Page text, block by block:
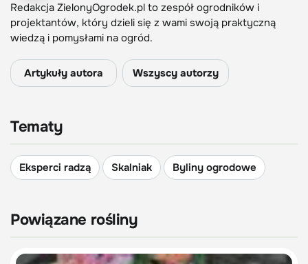
Redakcja ZielonyOgrodek.pl to zespół ogrodników i
projektantów, który dzieli się z wami swoją praktyczną
wiedzą i pomysłami na ogród.
Artykuły autora Wszyscy autorzy
Tematy
Eksperci radzą Skalniak Byliny ogrodowe
Powiązane rośliny